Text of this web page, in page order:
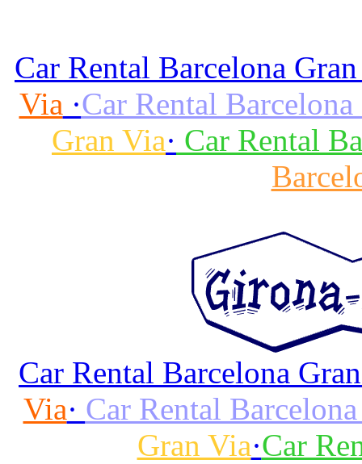
Car Rental Barcelona
Via ·Car Rental
Gran Via· Car Rental
Car Rental Barcelona
Via· Car Rental
Gran Via·Car